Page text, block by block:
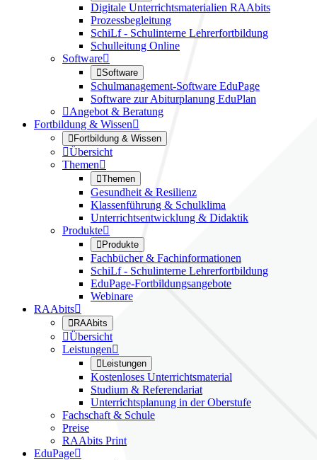
Digitale Unterrichtsmaterialien RAAbits
Prozessbegleitung
SchiLf - Schulinterne Lehrerfortbildung
Schulleitung Online
Software
Software
Schulmanagement-Software EduPage
Software zur Abiturplanung EduPlan
Angebot & Beratung
Fortbildung & Wissen
Fortbildung & Wissen
Übersicht
Themen
Themen
Gesundheit & Resilienz
Klassenführung & Schulklima
Unterrichtsentwicklung & Didaktik
Produkte
Produkte
Fachbücher & Fachinformationen
SchiLf - Schulinterne Lehrerfortbildung
EduPage-Fortbildungsangebote
Webinare
RAAbits
RAAbits
Übersicht
Leistungen
Leistungen
Kostenloses Unterrichtsmaterial
Studium & Referendariat
Unterrichtsplanung in der Oberstufe
Fachschaft & Schule
Preise
RAAbits Print
EduPage